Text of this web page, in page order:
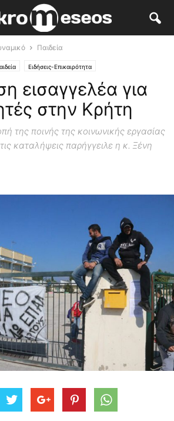
Παιδεία
Ειδήσεις-Επικαιρότητα
εισαγγελέα για
στην Κρήτη
της ποινής της κοινωνικής εργασίας
καταλήψεις παρήγγειλε η κ. Ξένη